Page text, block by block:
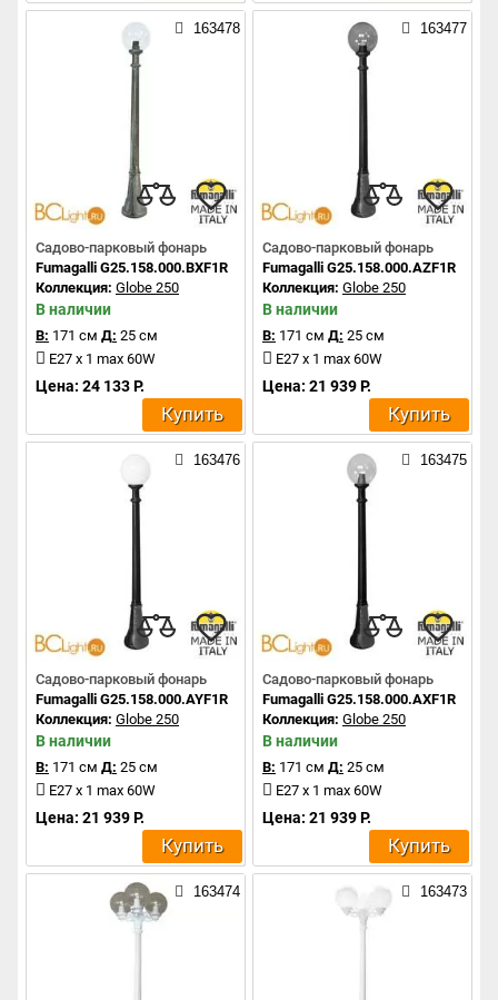
163478
Садово-парковый фонарь
Fumagalli G25.158.000.BXF1R
Коллекция: Globe 250
В наличии
В: 171 см Д: 25 см
E27 x 1 max 60W
Цена: 24 133 Р.
Купить
163477
Садово-парковый фонарь
Fumagalli G25.158.000.AZF1R
Коллекция: Globe 250
В наличии
В: 171 см Д: 25 см
E27 x 1 max 60W
Цена: 21 939 Р.
Купить
163476
Садово-парковый фонарь
Fumagalli G25.158.000.AYF1R
Коллекция: Globe 250
В наличии
В: 171 см Д: 25 см
E27 x 1 max 60W
Цена: 21 939 Р.
Купить
163475
Садово-парковый фонарь
Fumagalli G25.158.000.AXF1R
Коллекция: Globe 250
В наличии
В: 171 см Д: 25 см
E27 x 1 max 60W
Цена: 21 939 Р.
Купить
163474 163473